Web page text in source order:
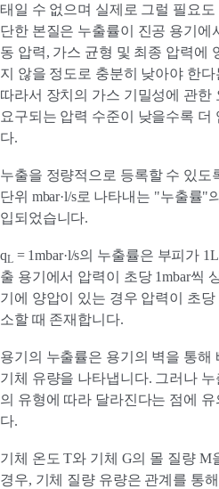
태일 수 없으며 실제로 그럴 필요
단한 본질은 누출률이 진공 용기에
동 압력, 가스 균형 및 최종 압력에
지 않을 정도로 충분히 낮아야 한다
따라서 장치의 가스 기밀성에 관한
요구되는 압력 수준이 낮을수록 더
다.
누출을 정량적으로 등록할 수 있도
단위 mbar·l/s로 나타내는 "누출률"
입되었습니다.
qL = 1mbar·l/s의 누출률은 부피가
출 용기에서 압력이 초당 1mbar씩
기에 양압이 있는 경우 압력이 초당
소할 때 존재합니다.
용기의 누출률은 용기의 벽을 통해
기체 유량을 나타냅니다. 그러나 누
의 유형에 따라 달라진다는 점에 유
다.
기체 온도 T와 기체 G의 몰 질량 M
경우, 기체 질량 유량은 관계를 통해